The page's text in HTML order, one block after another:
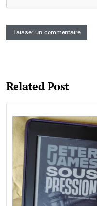
Related Post